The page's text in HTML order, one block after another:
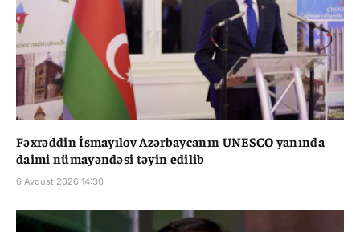
Fəxrəddin İsmayılov Azərbaycanın UNESCO yanında
daimi nümayəndəsi təyin edilib
6 Avqust 2026 14:30